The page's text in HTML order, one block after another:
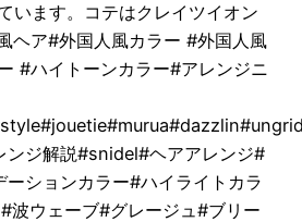
います。コテはクレイツイオン
ヘア#外国人風カラー #外国人風
#ハイトーンカラー#アレンジニ
ンジ解説#snidel#ヘアアレンジ#
ションカラー#ハイライトカラ
波ウェーブ#グレージュ#ブリー